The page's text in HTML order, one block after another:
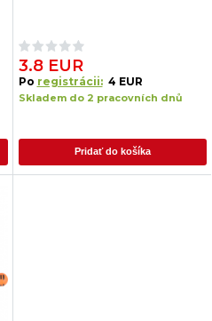
3.8 EUR
Po registrácii: 4 EUR
Skladem do 2 pracovních dnů
Pridať do košíka